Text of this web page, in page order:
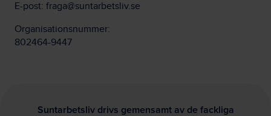
E-post: fraga@suntarbetsliv.se
Organisationsnummer:
802464-9447
Suntarbetsliv drivs gemensamt av de fackliga